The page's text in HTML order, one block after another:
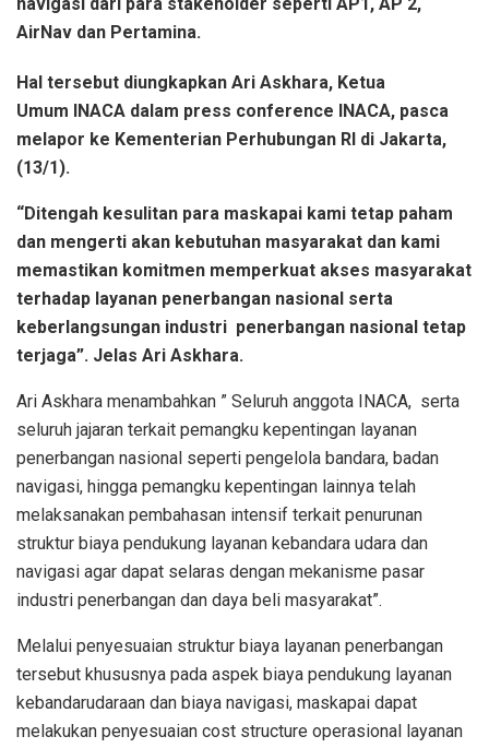
navigasi dari para stakeholder seperti AP1, AP 2,
AirNav dan Pertamina.
Hal tersebut diungkapkan Ari Askhara, Ketua
Umum INACA dalam press conference INACA, pasca
melapor ke Kementerian Perhubungan RI di Jakarta,
(13/1).
“Ditengah kesulitan para maskapai kami tetap paham
dan mengerti akan kebutuhan masyarakat dan kami
memastikan komitmen memperkuat akses masyarakat
terhadap layanan penerbangan nasional serta
keberlangsungan industri penerbangan nasional tetap
terjaga”. Jelas Ari Askhara.
Ari Askhara menambahkan ” Seluruh anggota INACA, serta
seluruh jajaran terkait pemangku kepentingan layanan
penerbangan nasional seperti pengelola bandara, badan
navigasi, hingga pemangku kepentingan lainnya telah
melaksanakan pembahasan intensif terkait penurunan
struktur biaya pendukung layanan kebandara udara dan
navigasi agar dapat selaras dengan mekanisme pasar
industri penerbangan dan daya beli masyarakat”.
Melalui penyesuaian struktur biaya layanan penerbangan
tersebut khususnya pada aspek biaya pendukung layanan
kebandarudaraan dan biaya navigasi, maskapai dapat
melakukan penyesuaian cost structure operasional layanan